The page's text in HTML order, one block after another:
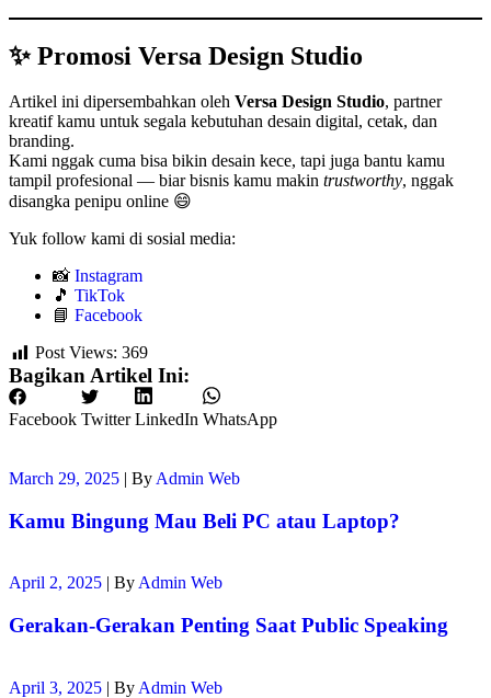
✨ Promosi Versa Design Studio
Artikel ini dipersembahkan oleh Versa Design Studio, partner
kreatif kamu untuk segala kebutuhan desain digital, cetak, dan
branding.
Kami nggak cuma bisa bikin desain kece, tapi juga bantu kamu
tampil profesional — biar bisnis kamu makin trustworthy, nggak
disangka penipu online 😄
Yuk follow kami di sosial media:
📸 Instagram
🎵 TikTok
📘 Facebook
Post Views: 369
Bagikan Artikel Ini:
Facebook Twitter LinkedIn WhatsApp
March 29, 2025 | By Admin Web
Kamu Bingung Mau Beli PC atau Laptop?
April 2, 2025 ByAdmin Web
Gerakan-Gerakan Penting Saat Public Speaking
April 3, 2025 | By Admin Web